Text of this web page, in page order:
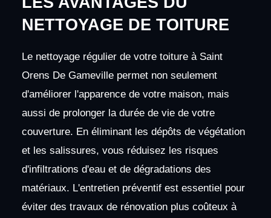
NETTOYAGE DE TOITURE
Le nettoyage régulier de votre toiture à Saint
Orens De Gameville permet non seulement
d'améliorer l'apparence de votre maison, mais
aussi de prolonger la durée de vie de votre
couverture. En éliminant les dépôts de végétation
et les salissures, vous réduisez les risques
d'infiltrations d'eau et de dégradations des
matériaux. L'entretien préventif est essentiel pour
éviter des travaux de rénovation plus coûteux à